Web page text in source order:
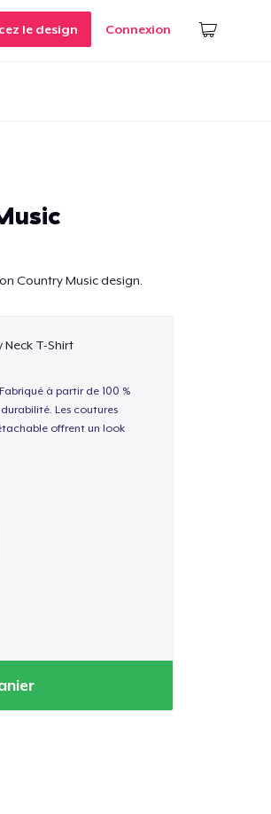
le design Connexion
Country Music design.
Neck T-Shirt
à partir de 100 %
Les coutures
offrent un look